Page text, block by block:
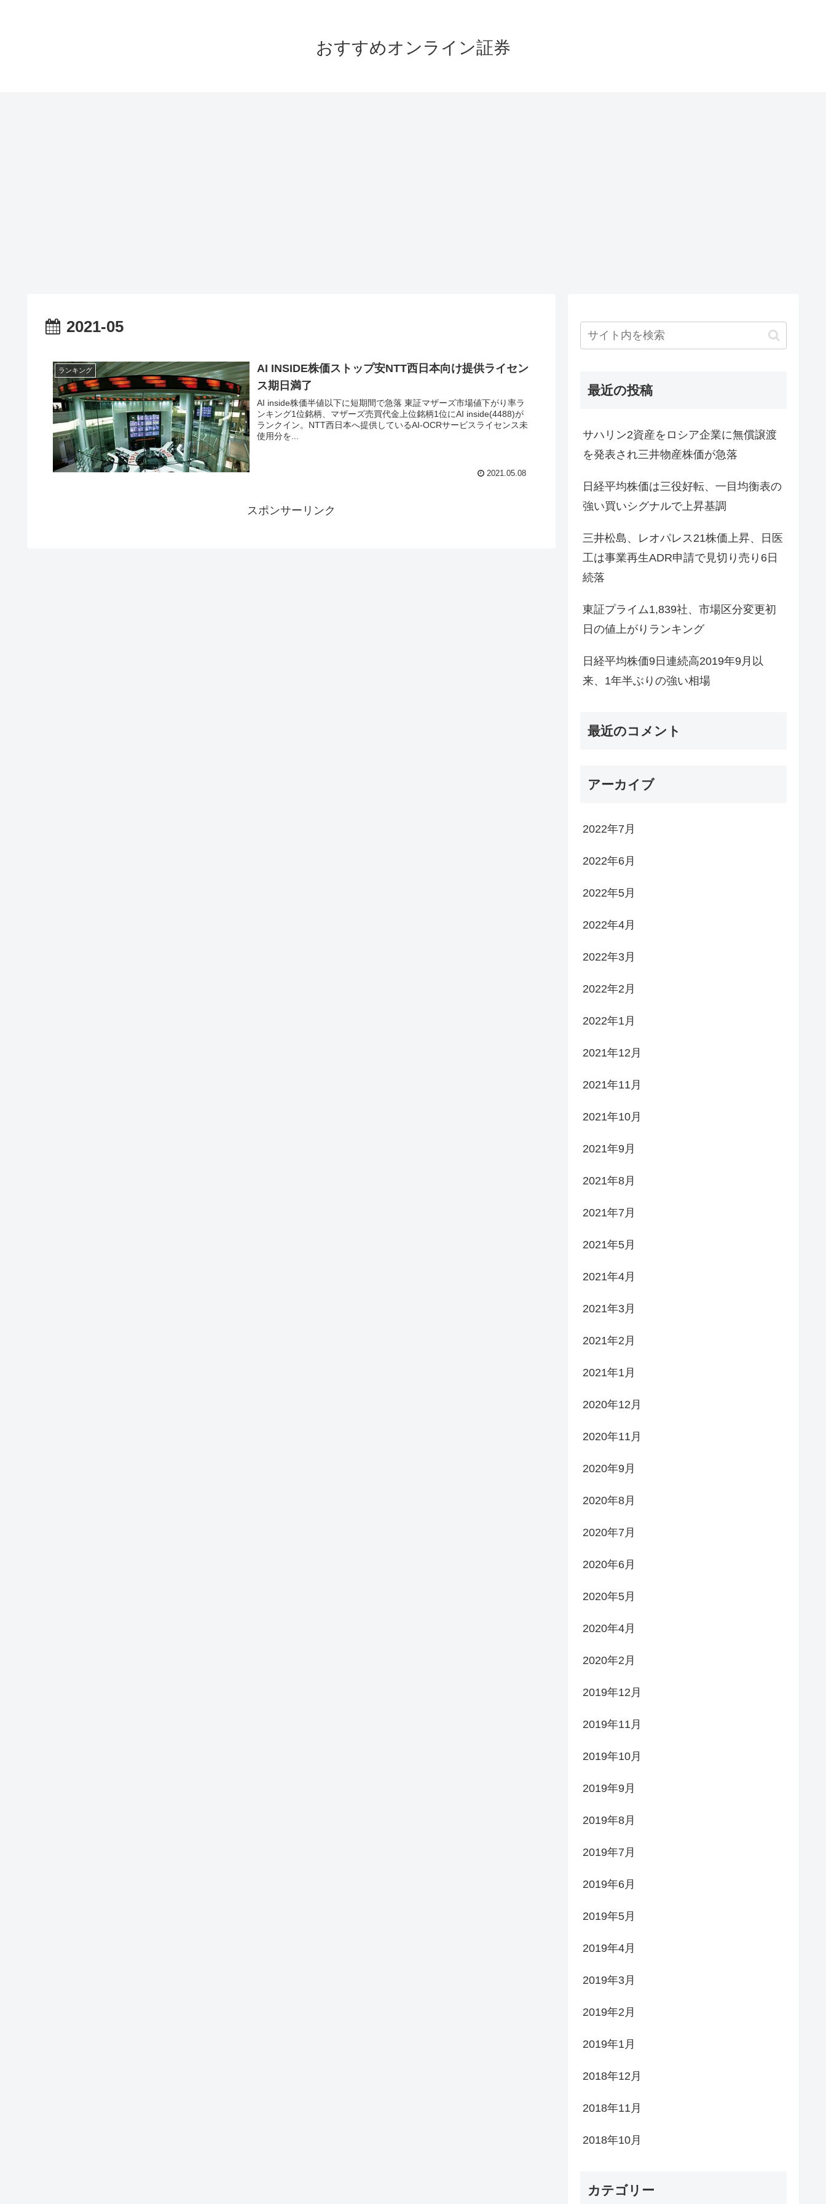
おすすめオンライン証券
2021-05
ランキング
AI INSIDE株価ストップ安NTT西日本向け提供ライセン
ス期日満了
AI inside株価半値以下に短期間で急落 東証マザーズ市場値下がり率ラ
ンキング1位銘柄、マザーズ売買代金上位銘柄1位にAI inside(4488)が
ランクイン。NTT西日本へ提供しているAI-OCRサービスライセンス未
使用分を...
2021.05.08
スポンサーリンク
最近の投稿
サハリン2資産をロシア企業に無償譲渡
を発表され三井物産株価が急落
日経平均株価は三役好転、一目均衡表の
強い買いシグナルで上昇基調
三井松島、レオパレス21株価上昇、日医
工は事業再生ADR申請で見切り売り6日
続落
東証プライム1,839社、市場区分変更初
日の値上がりランキング
日経平均株価9日連続高2019年9月以
来、1年半ぶりの強い相場
最近のコメント
アーカイブ
2022年7月
2022年6月
2022年5月
2022年4月
2022年3月
2022年2月
2022年1月
2021年12月
2021年11月
2021年10月
2021年9月
2021年8月
2021年7月
2021年5月
2021年4月
2021年3月
2021年2月
2021年1月
2020年12月
2020年11月
2020年9月
2020年8月
2020年7月
2020年6月
2020年5月
2020年4月
2020年2月
2019年12月
2019年11月
2019年10月
2019年9月
2019年8月
2019年7月
2019年6月
2019年5月
2019年4月
2019年3月
2019年2月
2019年1月
2018年12月
2018年11月
2018年10月
カテゴリー